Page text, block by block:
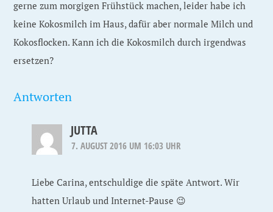
gerne zum morgigen Frühstück machen, leider habe ich
keine Kokosmilch im Haus, dafür aber normale Milch und
Kokosflocken. Kann ich die Kokosmilch durch irgendwas
ersetzen?
Antworten
JUTTA
7. AUGUST 2016 UM 16:03 UHR
Liebe Carina, entschuldige die späte Antwort. Wir
hatten Urlaub und Internet-Pause 😉